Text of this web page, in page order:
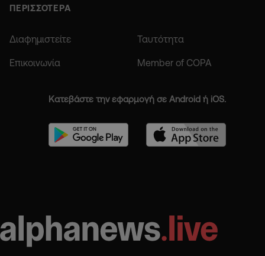
ΠΕΡΙΣΣΟΤΕΡΑ
Διαφημιστείτε Ταυτότητα
Επικοινωνία Member of COPA
Κατεβάστε την εφαρμογή σε Android ή iOS.